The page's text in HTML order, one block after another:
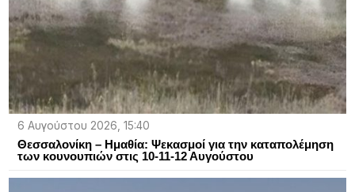
6 Αυγούστου 2026, 15:40
Θεσσαλονίκη – Ημαθία: Ψεκασμοί για την καταπολέμηση
των κουνουπιών στις 10-11-12 Αυγούστου